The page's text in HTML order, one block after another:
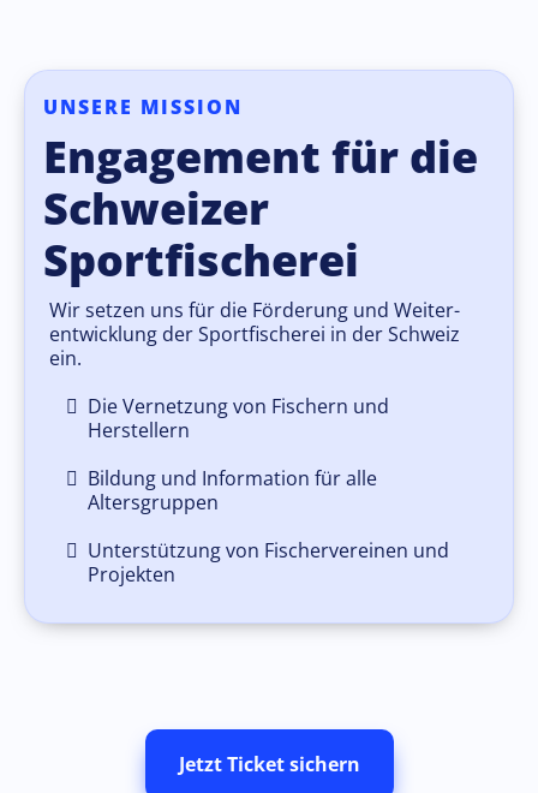
UNSERE MISSION
Engagement für die
Schweizer
Sportfischerei
Wir setzen uns für die Förderung und Weiter-
entwicklung der Sportfischerei in der Schweiz
ein.
Die Vernetzung von Fischern und
Herstellern
Bildung und Information für alle
Altersgruppen
Unterstützung von Fischervereinen und
Projekten
Jetzt Ticket sichern